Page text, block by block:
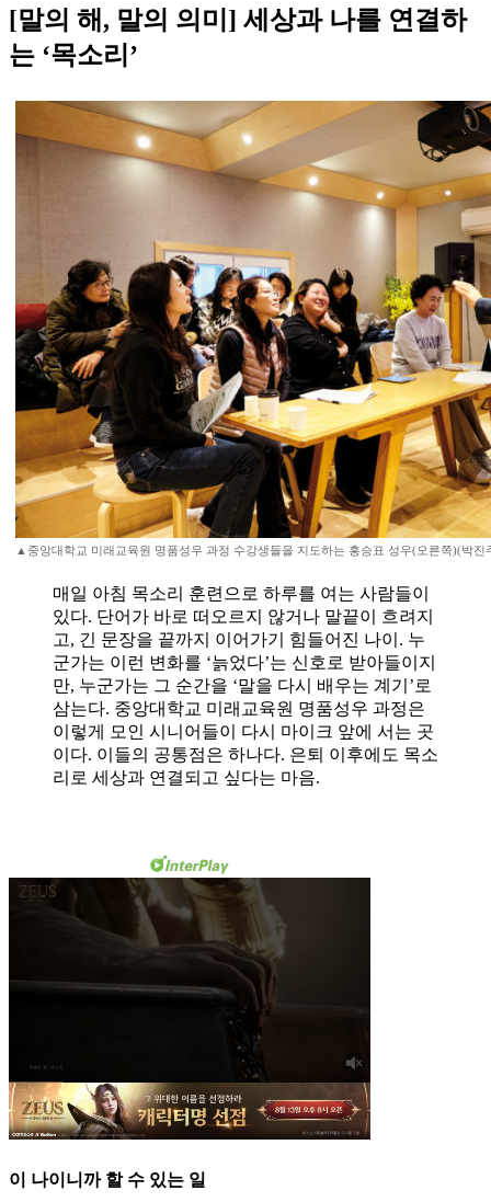
[말의 해, 말의 의미] 세상과 나를 연결하
는 ‘목소리’
▲중앙대학교 미래교육원 명품성우 과정 수강생들을 지도하는 홍승표 성우(오른쪽)(박진
매일 아침 목소리 훈련으로 하루를 여는 사람들이
있다. 단어가 바로 떠오르지 않거나 말끝이 흐려지
고, 긴 문장을 끝까지 이어가기 힘들어진 나이. 누
군가는 이런 변화를 ‘늙었다’는 신호로 받아들이지
만, 누군가는 그 순간을 ‘말을 다시 배우는 계기’로
삼는다. 중앙대학교 미래교육원 명품성우 과정은
이렇게 모인 시니어들이 다시 마이크 앞에 서는 곳
이다. 이들의 공통점은 하나다. 은퇴 이후에도 목소
리로 세상과 연결되고 싶다는 마음.
이 나이니까 할 수 있는 일